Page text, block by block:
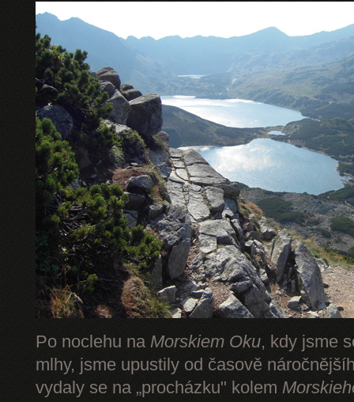
Po noclehu na Morskiem Oku, kdy jsme
mlhy, jsme upustily od časově
vydaly se na „procházku" kolem